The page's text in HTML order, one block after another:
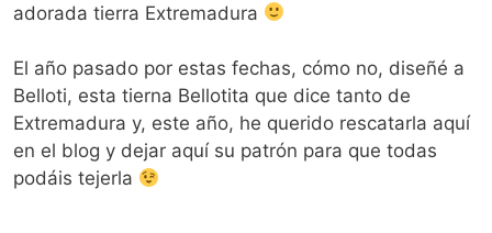
adorada tierra Extremadura
El año pasado por estas fechas, cómo no, diseñé a
Belloti, esta tierna Bellotita que dice tanto de
Extremadura y, este año, he querido rescatarla aquí
en el blog y dejar aquí su patrón para que todas
podáis tejerla